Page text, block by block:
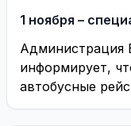
1 ноября –
Администрация
информирует,
автобусные